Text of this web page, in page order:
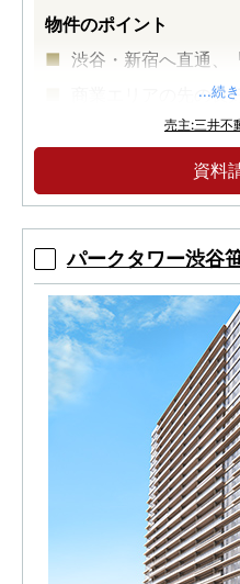
物件のポイント
渋谷・新宿へ直通、
商業エリアの先の良
緑道を引き込む敷地
...続
売主:三井不
資料
パークタワー渋谷